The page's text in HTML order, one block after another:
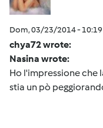
Dom, 03/23/2014 - 10:19
chya72 wrote:
Nasina wrote:
Ho l'impressione
stia un pò